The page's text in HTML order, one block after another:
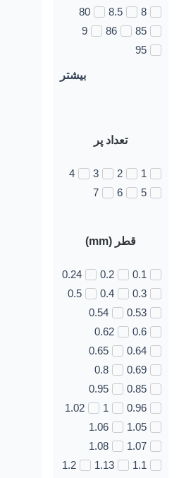
8
8.5
80
85
86
9
95
بیشتر
تعداد پر
1
2
3
4
5
6
7
قطر (mm)
0.1
0.2
0.24
0.3
0.4
0.5
0.53
0.54
0.6
0.62
0.64
0.65
0.69
0.8
0.85
0.95
0.96
1
1.02
1.05
1.06
1.07
1.08
1.1
1.13
1.2